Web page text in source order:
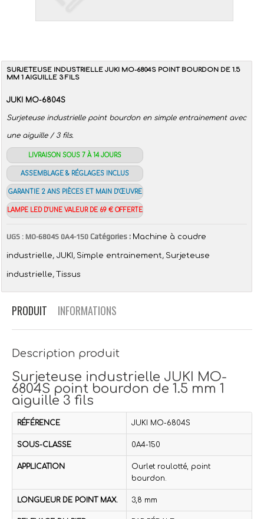
SURJETEUSE INDUSTRIELLE JUKI MO-6804S POINT BOURDON DE 1.5
MM 1 AIGUILLE 3 FILS
JUKI MO-6804S
Surjeteuse industrielle point bourdon en simple entrainement avec
une aiguille / 3 fils.
LIVRAISON SOUS 7 À 14 JOURS
ASSEMBLAGE & RÉGLAGES INCLUS
GARANTIE 2 ANS PIÈCES ET MAIN D’ŒUVRE
LAMPE LED D’UNE VALEUR DE 69 € OFFERTE
UGS : MO-6804S 0A4-150 Catégories : Machine à coudre
industrielle, JUKI, Simple entrainement, Surjeteuse
industrielle, Tissus
PRODUIT INFORMATIONS
Description produit
Surjeteuse industrielle JUKI MO-
6804S point bourdon de 1.5 mm 1
aiguille 3 fils
RÉFÉRENCE JUKI MO-6804S
SOUS-CLASSE 0A4-150
APPLICATION
Ourlet roulotté, point
bourdon.
LONGUEUR DE POINT MAX. 3,8 mm